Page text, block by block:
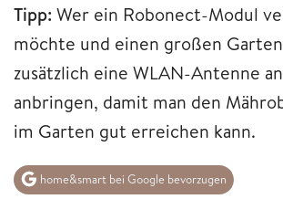
Tipp: Wer ein Robonect-Modul
möchte und einen großen
zusätzlich eine WLAN-Antenne
anbringen, damit man den
im Garten gut erreichen kann.
home&smart bei Google bevorzugen